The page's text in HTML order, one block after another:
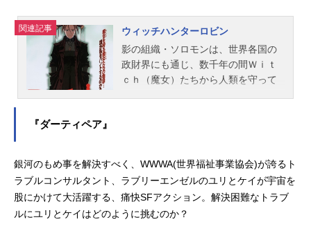
塚運昇フェイ：林原めぐみエド：多
田葵スタッフ企画：サンライズ原
作：矢立肇監督：渡辺信一郎シリー
ズ構成：信本敬子キャラクターデザ
イン：川元利浩メカニカルデザイ
ン：山根公利セットデザイン：今掛
山根麻衣公開開始年＆季節1998春ア
ニメ(C)サンライズ『カウボーイビバ
ップ』公式サイト 「カウボーイビバ
ップ」のグッズを探す動画配信情報
【PR】※本ページは動画配信サービ
関連記事
ウィッチハンターロビン
影の組織・ソロモンは、世界各国の
政財界にも通じ、数千年の間Ｗｉｔ
ｃｈ（魔女）たちから人類を守って
ｈ管理実行組織として十分に機能し
てきた。しかし現在、日本社会の変
化に伴ってＷｉｔｃｈが増加し、Ｓ
ＴＮ－ＪＡＰＡＮは不定期に現れる
『ダーティペア』
銀河のもめ事を解決すべく、WWWA(世界福祉事業協会)が誇るト
ラブルコンサルタント、ラブリーエンゼルのユリとケイが宇宙を
股にかけて大活躍する、痛快SFアクション。解決困難なトラブ
ルにユリとケイはどのように挑むのか？